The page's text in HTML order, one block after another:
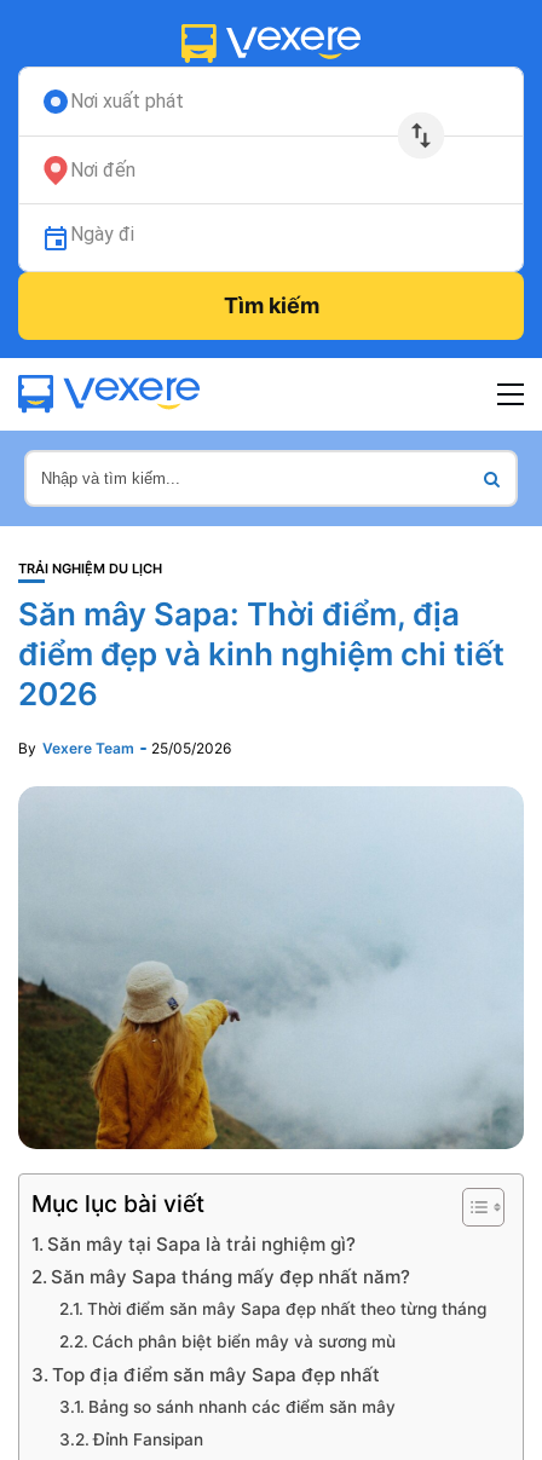
Nơi xuất phát
Nơi đến
Ngày đi
Tìm kiếm
TRẢI NGHIỆM DU LỊCH
Săn mây Sapa: Thời điểm, địa
điểm đẹp và kinh nghiệm chi tiết
2026
By Vexere Team 25/05/2026
Mục lục bài viết
Săn mây tại Sapa là trải nghiệm gì?
Săn mây Sapa tháng mấy đẹp nhất năm?
Thời điểm săn mây Sapa đẹp nhất theo từng tháng
Cách phân biệt biển mây và sương mù
Top địa điểm săn mây Sapa đẹp nhất
Bảng so sánh nhanh các điểm săn mây
Đỉnh Fansipan